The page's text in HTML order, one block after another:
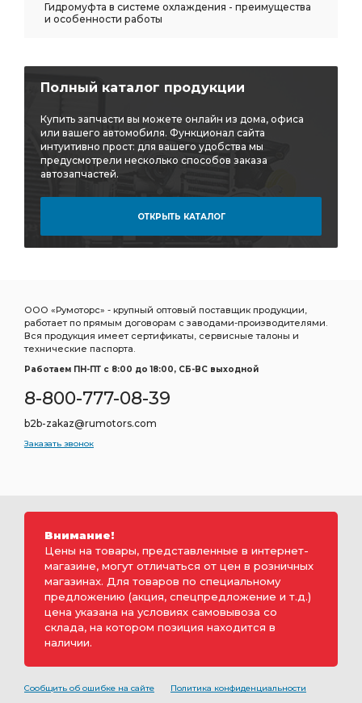
Гидромуфта в системе охлаждения - преимущества
и особенности работы
Полный каталог продукции
Купить запчасти вы можете онлайн из дома, офиса
или вашего автомобиля. Функционал сайта
интуитивно прост: для вашего удобства мы
предусмотрели несколько способов заказа
автозапчастей.
ОТКРЫТЬ КАТАЛОГ
ООО «Румоторс» - крупный оптовый поставщик продукции,
работает по прямым договорам с заводами-производителями.
Вся продукция имеет сертификаты, сервисные талоны и
технические паспорта.
Работаем ПН-ПТ c 8:00 до 18:00, СБ-ВС выходной
8-800-777-08-39
b2b-zakaz@rumotors.com
Заказать звонок
Внимание!
Цены на товары, представленные в интернет-
магазине, могут отличаться от цен в розничных
магазинах. Для товаров по специальному
предложению (акция, спецпредложение и т.д.)
цена указана на условиях самовывоза со
склада, на котором позиция находится в
наличии.
Сообщить об ошибке на сайте
Политика конфиденциальности